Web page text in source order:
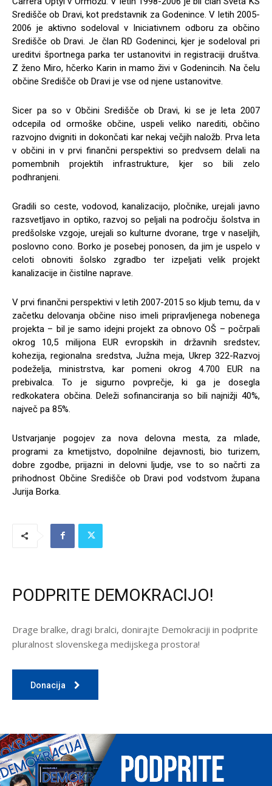
Središče ob Dravi, kot predstavnik za Godenince. V letih 2005-
2006 je aktivno sodeloval v Iniciativnem odboru za občino
Središče ob Dravi. Je član RD Godeninci, kjer je sodeloval pri
ureditvi športnega parka ter ustanovitvi in registraciji društva.
Z ženo Miro, hčerko Karin in mamo živi v Godenincih. Na čelu
občine Središče ob Dravi je vse od njene ustanovitve.
Sicer pa so v Občini Središče ob Dravi, ki se je leta 2007
odcepila od ormoške občine, uspeli veliko narediti, občino
razvojno dvigniti in dokončati kar nekaj večjih naložb. Prva leta
v občini in v prvi finančni perspektivi so predvsem delali na
pomembnih projektih infrastrukture, kjer so bili zelo
podhranjeni.
Gradili so ceste, vodovod, kanalizacijo, pločnike, urejali javno
razsvetljavo in optiko, razvoj so peljali na področju šolstva in
predšolske vzgoje, urejali so kulturne dvorane, trge v naseljih,
poslovno cono. Borko je posebej ponosen, da jim je uspelo v
celoti obnoviti šolsko zgradbo ter izpeljati velik projekt
kanalizacije in čistilne naprave.
V prvi finančni perspektivi v letih 2007-2015 so kljub temu, da v
začetku delovanja občine niso imeli pripravljenega nobenega
projekta – bil je samo idejni projekt za obnovo OŠ – počrpali
okrog 10,5 milijona EUR evropskih in državnih sredstev;
kohezija, regionalna sredstva, Južna meja, Ukrep 322-Razvoj
podeželja, ministrstva, kar pomeni okrog 4.700 EUR na
prebivalca. To je sigurno povprečje, ki ga je dosegla
redkokatera občina. Deleži sofinanciranja so bili najnižji 40%,
največ pa 85%.
Ustvarjanje pogojev za nova delovna mesta, za mlade,
programi za kmetijstvo, dopolnilne dejavnosti, bio turizem,
dobre zgodbe, prijazni in delovni ljudje, vse to so načrti za
prihodnost Občine Središče ob Dravi pod vodstvom župana
Jurija Borka.
PODPRITE DEMOKRACIJO!
Drage bralke, dragi bralci, donirajte Demokraciji in podprite
pluralnost slovenskega medijskega prostora!
Donacija